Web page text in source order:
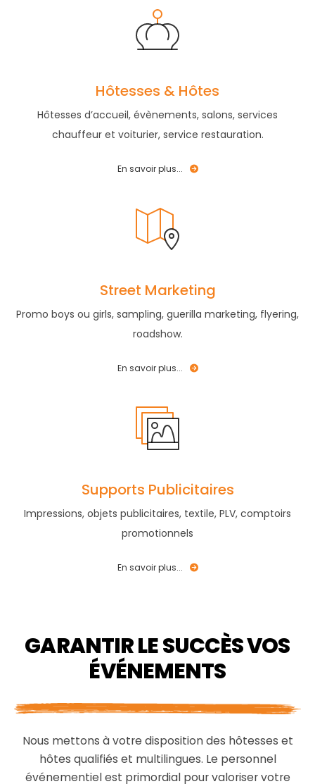
Hôtesses & Hôtes
Hôtesses d’accueil, évènements, salons, services
chauffeur et voiturier, service restauration.
En savoir plus...
Street Marketing
Promo boys ou girls, sampling, guerilla marketing, flyering,
roadshow.
En savoir plus...
Supports Publicitaires
Impressions, objets publicitaires, textile, PLV, comptoirs
promotionnels
En savoir plus...
GARANTIR LE SUCCÈS VOS
ÉVÉNEMENTS
Nous mettons à votre disposition des hôtesses et
hôtes qualifiés et multilingues. Le personnel
événementiel est primordial pour valoriser votre